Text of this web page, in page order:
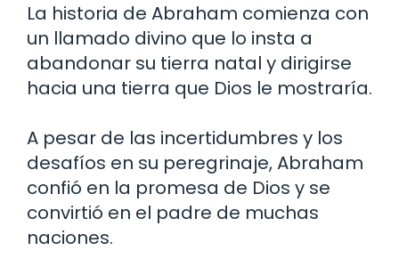
La historia de Abraham comienza con
un llamado divino que lo insta a
abandonar su tierra natal y dirigirse
hacia una tierra que Dios le mostraría.
A pesar de las incertidumbres y los
desafíos en su peregrinaje, Abraham
confió en la promesa de Dios y se
convirtió en el padre de muchas
naciones.